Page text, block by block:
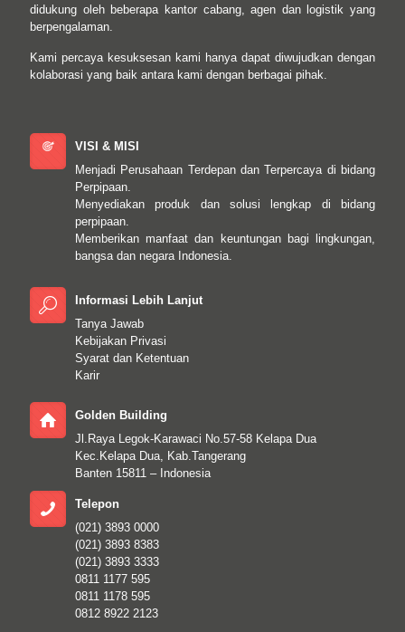
didukung oleh beberapa kantor cabang, agen dan logistik yang
berpengalaman.
Kami percaya kesuksesan kami hanya dapat diwujudkan dengan
kolaborasi yang baik antara kami dengan berbagai pihak.
VISI & MISI
Menjadi Perusahaan Terdepan dan Terpercaya di bidang
Perpipaan.
Menyediakan produk dan solusi lengkap di bidang
perpipaan.
Memberikan manfaat dan keuntungan bagi lingkungan,
bangsa dan negara Indonesia.
Informasi Lebih Lanjut
Tanya Jawab
Kebijakan Privasi
Syarat dan Ketentuan
Karir
Golden Building
Jl.Raya Legok-Karawaci No.57-58 Kelapa Dua
Kec.Kelapa Dua, Kab.Tangerang
Banten 15811 – Indonesia
Telepon
(021) 3893 0000
(021) 3893 8383
(021) 3893 3333
0811 1177 595
0811 1178 595
0812 8922 2123